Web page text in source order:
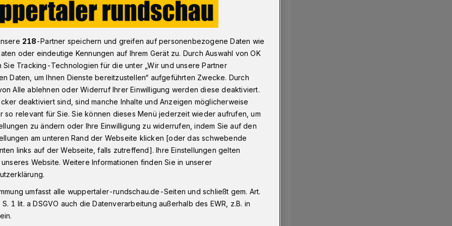
Sprengung in der Wuppertaler Jägerhofstraße
in der
der Düsseldorfer
(14. Oktober 2024) auf dem
Natur und Umwelt (STNU) im
218-Partner speichern und greifen auf personenbezogene Daten wie
oder eindeutige Kennungen auf Ihrem Gerät zu. Durch Auswahl von OK
Sie Tracking-Technologien für die unter „Wir und unsere Partner
Daten, um Ihnen Dienste bereitzustellen“ aufgeführten Zwecke. Durch
Alle ablehnen oder Widerruf Ihrer Einwilligung werden diese deaktiviert.
deaktiviert sind, sind manche Inhalte und Anzeigen möglicherweise
so relevant für Sie. Sie können dieses Menü jederzeit wieder aufrufen, um
zu ändern oder Ihre Einwilligung zu widerrufen, indem Sie auf den
am unteren Rand der Webseite klicken [oder das schwebende
links auf der Webseite, falls zutreffend]. Ihre Einstellungen gelten
Website. Weitere Informationen finden Sie in unserer
umfasst alle wuppertaler-rundschau.de-Seiten und schließt gem. Art.
1 lit. a DSGVO auch die Datenverarbeitung außerhalb des EWR, z.B. in